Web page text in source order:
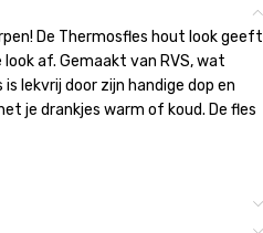
De Thermosfles hout look geeft
af. Gemaakt van RVS, wat
lekvrij door zijn handige dop en
je drankjes warm of koud. De fles